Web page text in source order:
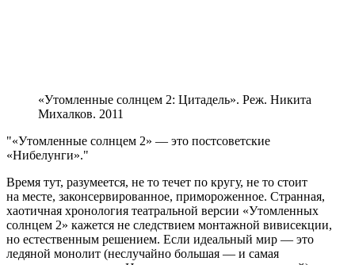
«Утомленные солнцем 2: Цитадель». Реж. Никита
Михалков. 2011
«Утомленные солнцем 2» — это постсоветские
«Нибелунги».
Время тут, разумеется, не то течет по кругу, не то стоит
на месте, законсервированное, примороженное. Странная,
хаотичная хронология театральной версии «Утомленных
солнцем 2» кажется не следствием монтажной вивисекции,
но естественным решением. Если идеальный мир — это
ледяной монолит (неслучайно большая — и самая